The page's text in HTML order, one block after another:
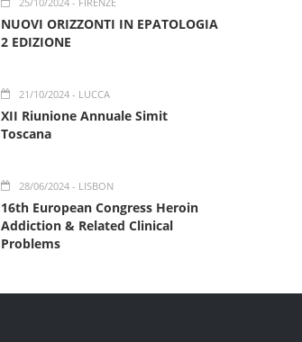
NUOVI ORIZZONTI IN EPATOLOGIA
2 EDIZIONE
21/10/2024- LUCCA
XII Riunione Annuale Simit
Toscana
28/06/2024- LISBON
16th European Congress Heroin
Addiction & Related Clinical
Problems